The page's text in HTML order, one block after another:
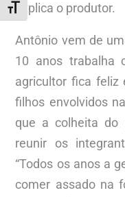
ALTERNAR TAMANHO DA
explica o produtor.
Antônio vem de
10 anos trabalha
agricultor fica feliz
filhos envolvidos
que a colheita do
reunir os
“Todos os anos a
comer assado na